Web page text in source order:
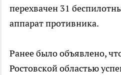
перехвачен 31
аппарат противника.
Ранее было объявлено,
Ростовской областью